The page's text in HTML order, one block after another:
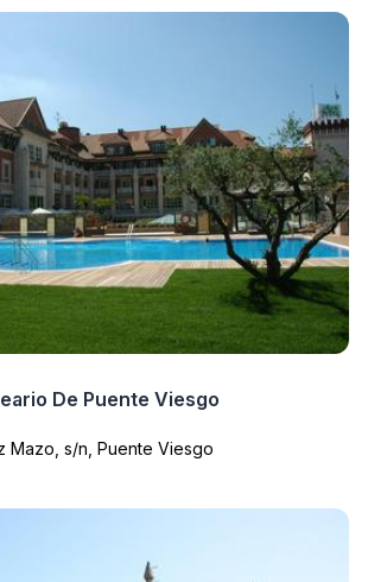
De Puente Viesgo
Mazo, s/n, Puente Viesgo